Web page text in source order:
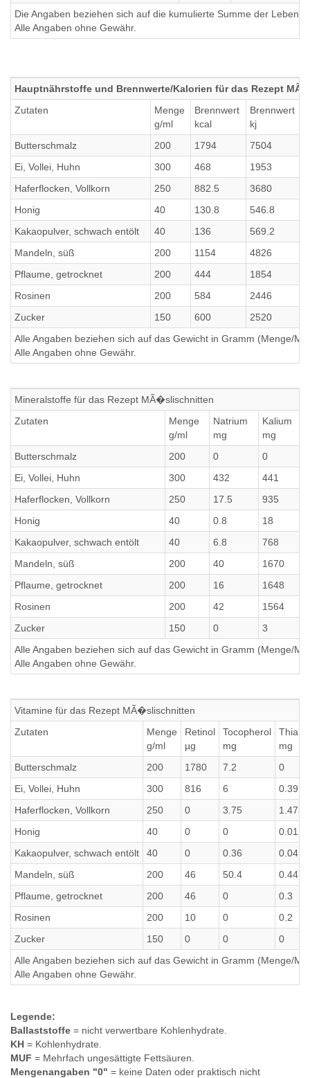
Die Angaben beziehen sich auf die kumulierte Summe der
Alle Angaben ohne Gewähr.
Hauptnährstoffe und Brennwerte/Kalorien für das Rezept
Zutaten
Menge
g/ml
Brennwert
kcal
Brennwert
kj
Butterschmalz
200 1794 7504
Ei, Vollei, Huhn
300 468 1953
Haferflocken, Vollkorn
250 882.5 3680
Honig
40 130.8 546.8
Kakaopulver, schwach entölt
40 136 569.2
Mandeln, süß
200 1154 4826
Pflaume, getrocknet
200 444 1854
Rosinen
200 584 2446
Zucker
150 600 2520
Alle Angaben beziehen sich auf das Gewicht in Gramm (Menge/
Alle Angaben ohne Gewähr.
Mineralstoffe für das Rezept MÃ�slischnitten
Zutaten
Menge
g/ml
Natrium
mg
Kalium
mg
Butterschmalz
200 0 0
Ei, Vollei, Huhn
300 432 441
Haferflocken, Vollkorn
250 17.5 935
Honig
40 0.8 18
Kakaopulver, schwach entölt
40 6.8 768
Mandeln, süß
200 40 1670
Pflaume, getrocknet
200 16 1648
Rosinen
200 42 1564
Zucker
150 0 3
Alle Angaben beziehen sich auf das Gewicht in Gramm (Menge/
Alle Angaben ohne Gewähr.
Vitamine für das Rezept MÃ�slischnitten
Zutaten
Menge
g/ml
Retinol
µg
Tocopherol
mg
mg
Butterschmalz
200 1780 7.2
0
Ei, Vollei, Huhn
300 816 6
0.39
Haferflocken, Vollkorn
250 0 3.75
1.475
Honig
40 0 0
0.012
Kakaopulver, schwach entölt
40 0 0.36
0.04
Mandeln, süß
200 46 50.4
0.44
Pflaume, getrocknet
200 46 0
0.3
Rosinen
200 10 0
0.2
Zucker
150 0 0
0
Alle Angaben beziehen sich auf das Gewicht in Gramm (Menge/
Alle Angaben ohne Gewähr.
Legende:
Ballaststoffe = nicht verwertbare Kohlenhydrate.
KH = Kohlenhydrate.
MUF = Mehrfach ungesättigte Fettsäuren.
Mengenangaben "0" = keine Daten oder praktisch nicht